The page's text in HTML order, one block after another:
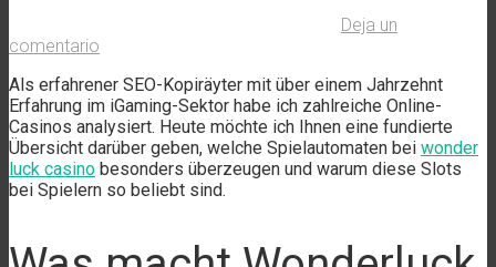
Deja un
comentario
Als erfahrener SEO-Kopiräyter mit über einem Jahrzehnt
Erfahrung im iGaming-Sektor habe ich zahlreiche Online-
Casinos analysiert. Heute möchte ich Ihnen eine fundierte
Übersicht darüber geben, welche Spielautomaten bei wonder
luck casino besonders überzeugen und warum diese Slots
bei Spielern so beliebt sind.